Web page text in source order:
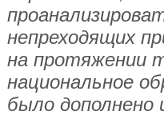
непреходящих
на протяжении
национальное
было дополнено